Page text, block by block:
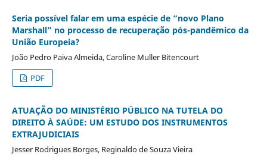
Seria possível falar em uma espécie de “novo Plano
Marshall” no processo de recuperação pós-pandêmico da
União Europeia?
João Pedro Paiva Almeida, Caroline Muller Bitencourt
PDF
ATUAÇÃO DO MINISTÉRIO PÚBLICO NA TUTELA DO
DIREITO À SAÚDE: UM ESTUDO DOS INSTRUMENTOS
EXTRAJUDICIAIS
Jesser Rodrigues Borges, Reginaldo de Souza Vieira